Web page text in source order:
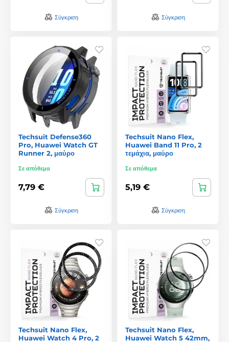
Σύγκριση Σύγκριση
Techsuit Defense360
Pro, Huawei Watch GT
Runner 2, μαύρο
Σε απόθεμα
7,79 €
Σύγκριση
Techsuit Nano Flex,
Huawei Band 11 Pro, 2
τεμάχια, μαύρο
Σε απόθεμα
5,19 €
Σύγκριση
Techsuit Nano Flex,
Huawei Watch 4 Pro, 2
Techsuit Nano Flex,
Huawei Watch 5 42mm,